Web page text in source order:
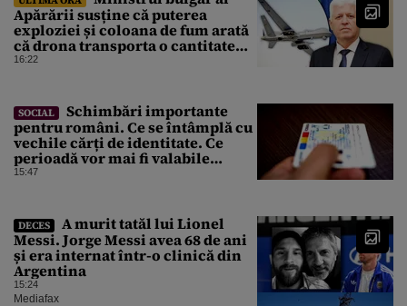
Apărării susține că puterea
exploziei și coloana de fum arată
că drona transporta o cantitate
semnificativă de exploziv
16:22
SOCIAL
Schimbări importante
pentru români. Ce se întâmplă cu
vechile cărți de identitate. Ce
perioadă vor mai fi valabile
buletinele clasice
15:47
DECES
A murit tatăl lui Lionel
Messi. Jorge Messi avea 68 de ani
și era internat într-o clinică din
Argentina
15:24
Mediafax